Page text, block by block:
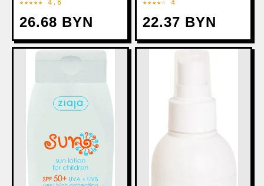
★★★★★ 4.6
26.68 BYN
СОЛНЦЕЗАЩИТНЫЙ 0+
SPF 80+ 100 МЛ
★★★★☆ 4
22.37 BYN